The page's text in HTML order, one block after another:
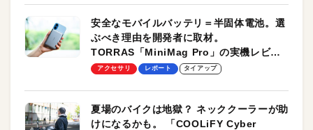
安全なモバイルバッテリ＝半固体電池。選
ぶべき理由を開発者に取材。
TORRAS「MiniMag Pro」の実機レビュ
ーも
アクセサリ レポート タイアップ
夏場のバイクは地獄？ ネッククーラーが助
けになるかも。 「COOLiFY Cyber